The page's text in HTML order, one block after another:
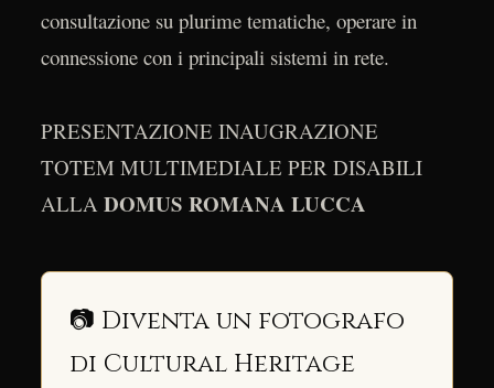
consultazione su plurime tematiche, operare in
connessione con i principali sistemi in rete.
PRESENTAZIONE INAUGRAZIONE
TOTEM MULTIMEDIALE PER DISABILI
ALLA DOMUS ROMANA LUCCA
📷 Diventa un fotografo
di Cultural Heritage